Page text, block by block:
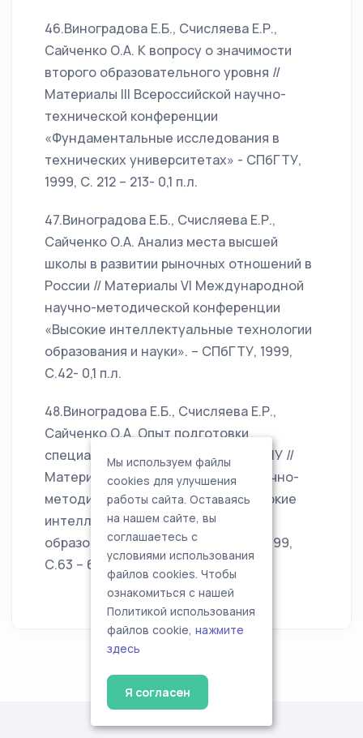
46.Виноградова Е.Б., Счисляева Е.Р.,
Сайченко О.А. К вопросу о значимости
второго образовательного уровня //
Материалы III Всероссийской научно-
технической конференции
«Фундаментальные исследования в
технических университетах» - СПбГТУ,
1999, С. 212 – 213- 0,1 п.л.
47.Виноградова Е.Б., Счисляева Е.Р.,
Сайченко О.А. Анализ места высшей
школы в развитии рыночных отношений в
России // Материалы VI Международной
научно-методической конференции
«Высокие интеллектуальные технологии
образования и науки». – СПбГТУ, 1999,
С.42- 0,1 п.л.
48.Виноградова Е.Б., Счисляева Е.Р.,
Сайченко О.А. Опыт подготовки
специалистов-менеджеров в РАВШУ //
Материалы VI Международной научно-
методической конференции « Высокие
интеллектуальные технологии
образования и науки». – СПбГТУ, 1999,
С.63 – 64- 0,1 п.л.
Мы используем файлы
cookies для улучшения
работы сайта. Оставаясь
на нашем сайте, вы
соглашаетесь с
условиями использования
файлов cookies. Чтобы
ознакомиться с нашей
Политикой использования
файлов cookie, нажмите
здесь
Я согласен